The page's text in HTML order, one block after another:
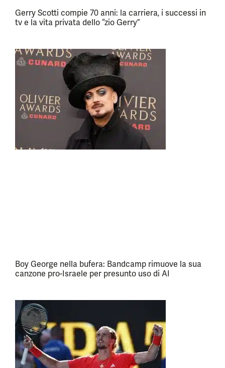
Gerry Scotti compie 70 anni: la carriera, i successi in
tv e la vita privata dello “zio Gerry”
Boy George nella bufera: Bandcamp rimuove la sua
canzone pro-Israele per presunto uso di AI